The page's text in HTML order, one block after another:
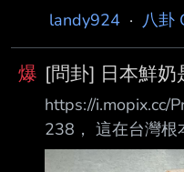
員」 上班3天秒被
上班短短3天，就
垃圾，甚至對沒帶
當場遭管委會解
無故解僱，向法
存在，並索討2
landy924 · 八卦
爆 [問卦] 日本鮮奶
https://i.mopix.cc/
238， 這在台灣根
奶是標錯價格了